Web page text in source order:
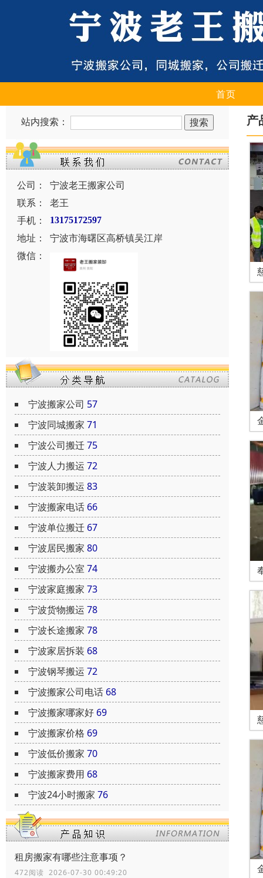
首页
站内搜索：
公司：
宁波老王搬家公司
联系：
老王
手机：
13175172597
地址：
宁波市海曙区高桥镇吴江岸
微信：
宁波搬家公司 57
宁波同城搬家 71
宁波公司搬迁75
宁波人力搬运 72
宁波装卸搬运 83
宁波搬家电话 66
宁波单位搬迁 67
宁波居民搬家 80
宁波搬办公室 74
宁波家庭搬家 73
宁波货物搬运 78
宁波长途搬家 78
宁波家居拆装 68
宁波钢琴搬运 72
宁波搬家公司电话 68
宁波搬家哪家好 69
宁波搬家价格 69
宁波低价搬家 70
宁波搬家费用 68
宁波24小时搬家 76
租房搬家有哪些注意事项？
472阅读 2026-07-30 00:49:20
产